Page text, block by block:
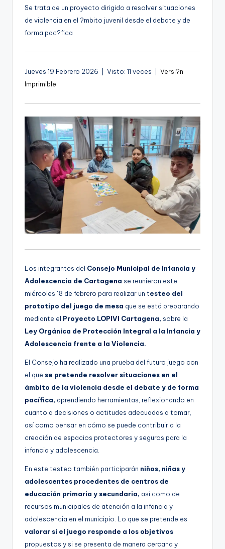
Se trata de un proyecto dirigido a resolver situaciones
de violencia en el ?mbito juvenil desde el debate y de
forma pac?fica
Jueves 19 Febrero 2026 | Visto: 11 veces | Versi?n
Imprimible
Los integrantes del Consejo Municipal de Infancia y
Adolescencia de Cartagena se reunieron este
miércoles 18 de febrero para realizar un testeo del
prototipo del juego de mesa que se está preparando
mediante el Proyecto LOPIVI Cartagena, sobre la
Ley Orgánica de Protección Integral a la Infancia y
Adolescencia frente a la Violencia.
El Consejo ha realizado una prueba del futuro juego con
el que se pretende resolver situaciones en el
ámbito de la violencia desde el debate y de forma
pacífica, aprendiendo herramientas, reflexionando en
cuanto a decisiones o actitudes adecuadas a tomar,
así como pensar en cómo se puede contribuir a la
creación de espacios protectores y seguros para la
infancia y adolescencia.
En este testeo también participarán niños, niñas y
adolescentes procedentes de centros de
educación primaria y secundaria, así como de
recursos municipales de atención a la infancia y
adolescencia en el municipio. Lo que se pretende es
valorar si el juego responde a los objetivos
propuestos y si se presenta de manera cercana y